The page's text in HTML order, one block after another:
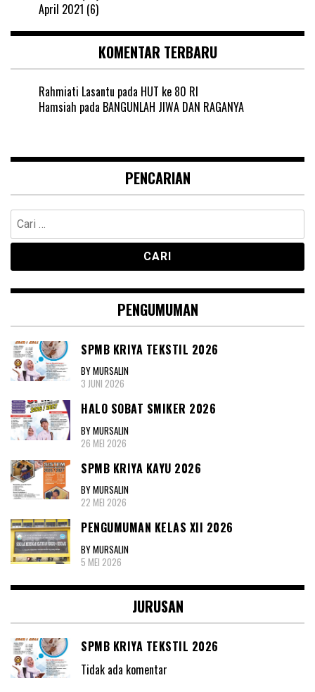
April 2021 (6)
KOMENTAR TERBARU
Rahmiati Lasantu pada HUT ke 80 RI
Hamsiah pada BANGUNLAH JIWA DAN RAGANYA
PENCARIAN
Cari
untuk:
PENGUMUMAN
SPMB KRIYA TEKSTIL 2026
BY MURSALIN
3 JUNI 2026
HALO SOBAT SMIKER 2026
BY MURSALIN
26 MEI 2026
SPMB KRIYA KAYU 2026
BY MURSALIN
22 MEI 2026
PENGUMUMAN KELAS XII 2026
BY MURSALIN
5 MEI 2026
JURUSAN
SPMB KRIYA TEKSTIL 2026
Tidak ada komentar